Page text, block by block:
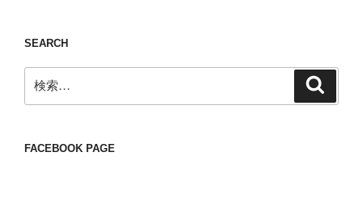
SEARCH
索:
FACEBOOK PAGE